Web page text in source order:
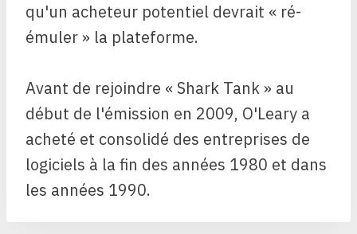
qu'un acheteur potentiel devrait « ré-
émuler » la plateforme.
Avant de rejoindre « Shark Tank » au
début de l'émission en 2009, O'Leary a
acheté et consolidé des entreprises de
logiciels à la fin des années 1980 et dans
les années 1990.